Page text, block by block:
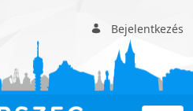
Bejelentkezés